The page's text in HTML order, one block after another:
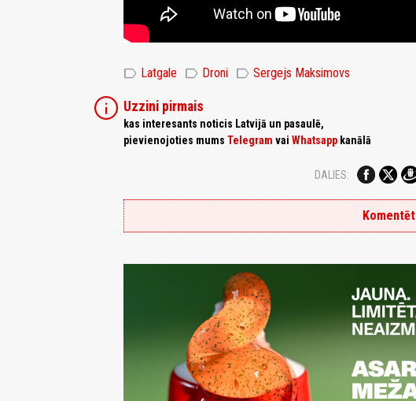
label Latgale label Droni label Sergejs Maksimovs
info Uzzini pirmais
kas interesants noticis Latvijā un pasaulē,
pievienojoties mums Telegram vai Whatsapp kanālā
DALIES:
Komentēt